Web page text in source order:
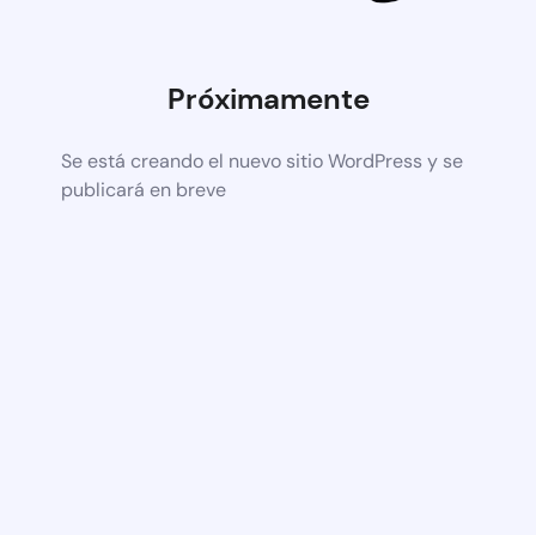
Próximamente
Se está creando el nuevo sitio WordPress y se
publicará en breve